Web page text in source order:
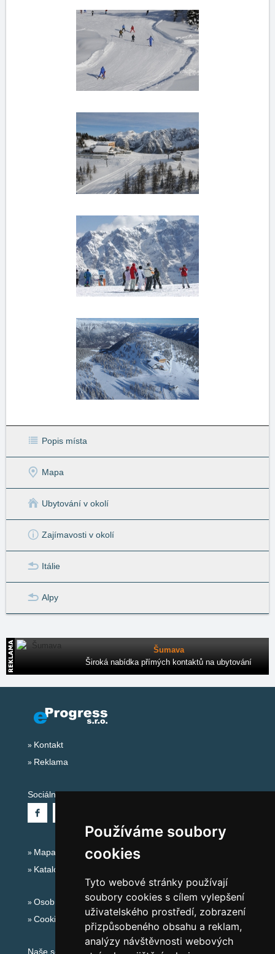
Používáme soubory
cookies
Tyto webové stránky používají
soubory cookies s cílem vylepšení
uživatelského prostředí, zobrazení
přizpůsobeného obsahu a reklam,
analýzy návštěvnosti webových
Popis místa
Mapa
Ubytování v okolí
Zajímavosti v okolí
Itálie
Alpy
Šumava
Široká nabídka přímých kontaktů na ubytování
Kontakt
Reklama
Sociální sítě:
Mapa serveru Alpy Itálie - Dolomity
Katalog ubytování
Osobní údaje
Cookies
Naše servery: